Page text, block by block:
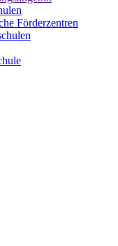
Förderzentren